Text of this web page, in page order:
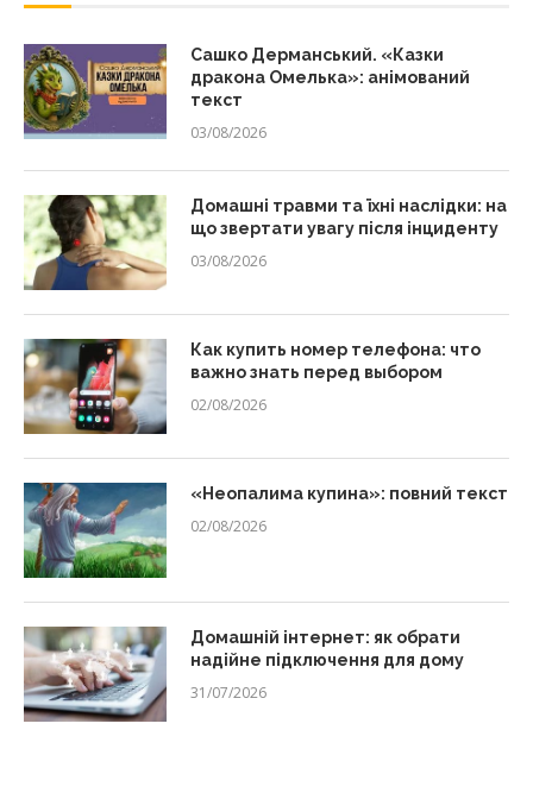
Сашко Дерманський. «Казки
дракона Омелька»: анімований
текст
03/08/2026
Домашні травми та їхні наслідки: на
що звертати увагу після інциденту
03/08/2026
Как купить номер телефона: что
важно знать перед выбором
02/08/2026
«Неопалима купина»: повний текст
02/08/2026
Домашній інтернет: як обрати
надійне підключення для дому
31/07/2026